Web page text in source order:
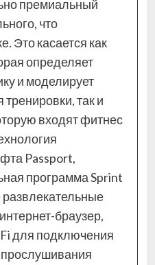
премиальный
что
Это касается как
определяет
и моделирует
так и
входят фитнес
Passport,
программа Sprint
браузер,
для подключения
прослушивания